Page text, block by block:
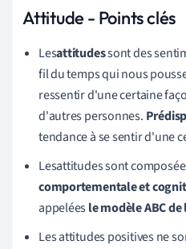
Attitude - Points clés
Lesattitudessont des
fil du temps qui nous
ressentir d'une certaine
d'autres personnes.
tendance à se sentir d'une
Lesattitudes sont
comportementale et
appeléesle modèle ABC
Les attitudes positives ne